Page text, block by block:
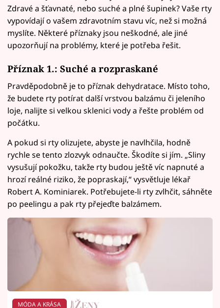
Zdravé a šťavnaté, nebo suché a plné šupinek? Vaše rty
vypovídají o vašem zdravotním stavu víc, než si možná
myslíte. Některé příznaky jsou neškodné, ale jiné
upozorňují na problémy, které je potřeba řešit.
Příznak 1.: Suché a rozpraskané
Pravděpodobně je to příznak dehydratace. Místo toho,
že budete rty potírat další vrstvou balzámu či jeleního
loje, nalijte si velkou sklenici vody a řešte problém od
počátku.
A pokud si rty olizujete, abyste je navlhčila, hodně
rychle se tento zlozvyk odnaučte. Škodíte si jím. „Sliny
vysušují pokožku, takže rty budou ještě víc napnuté a
hrozí reálné riziko, že popraskají,“ vysvětluje lékař
Robert A. Kominiarek. Potřebujete-li rty zvlhčit, sáhněte
po peelingu a pak rty přejeďte balzámem.
MÓDA A KRÁSA